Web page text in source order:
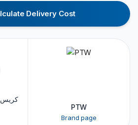
Delivery Cost
PTW
Brand page